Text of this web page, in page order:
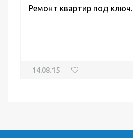
Ремонт квартир под ключ.
14.08.15